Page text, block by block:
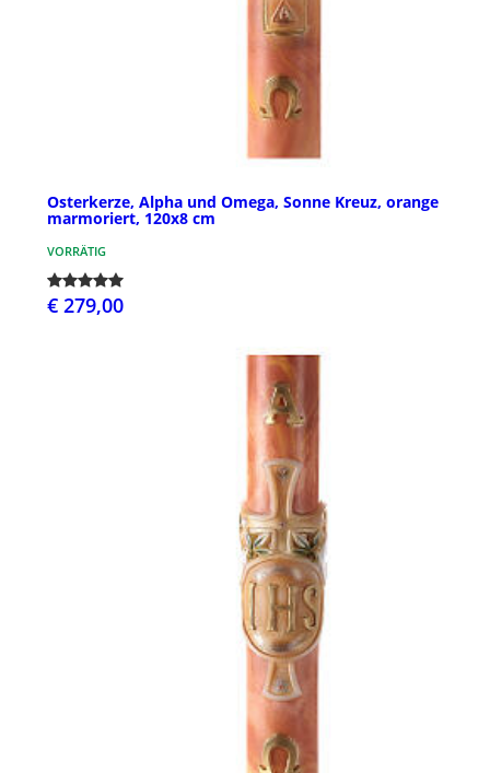
Osterkerze, Alpha und Omega, Sonne Kreuz, orange
marmoriert, 120x8 cm
VORRÄTIG
€ 279,00